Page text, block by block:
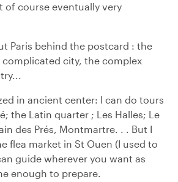
of course eventually very
Paris behind the postcard : the
complicated city, the complex
in ancient center: I can do tours
the Latin quarter ; Les Halles; Le
des Prés, Montmartre. . . But I
flea market in St Ouen (I used to
guide wherever you want as
enough to prepare.